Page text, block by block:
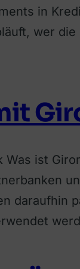
in
wer
Was ist
daraufhin